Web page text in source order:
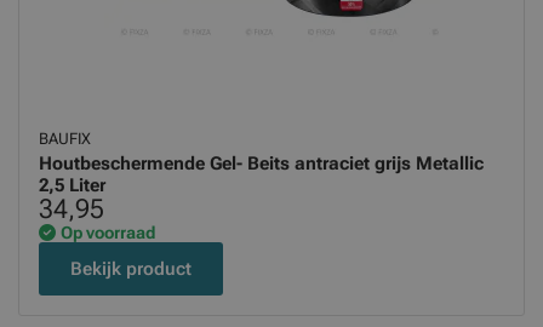
BAUFIX
Houtbeschermende Gel- Beits antraciet grijs Metallic
2,5 Liter
34,95
Op voorraad
Bekijk product